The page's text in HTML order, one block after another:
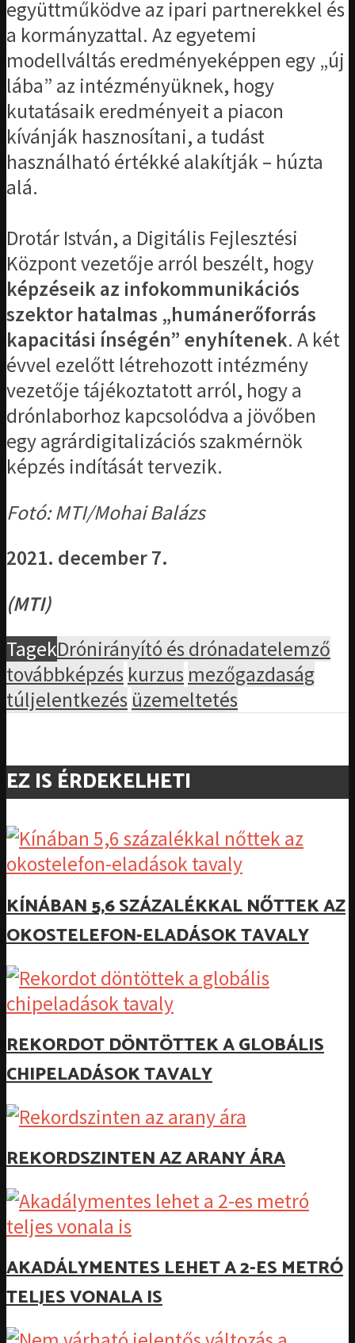
együttműködve az ipari partnerekkel és
a kormányzattal. Az egyetemi
modellváltás eredményeképpen egy „új
lába” az intézményüknek, hogy
kutatásaik eredményeit a piacon
kívánják hasznosítani, a tudást
használható értékké alakítják – húzta
alá.
Drotár István, a Digitális Fejlesztési
Központ vezetője arról beszélt, hogy
képzéseik az infokommunikációs
szektor hatalmas „humánerőforrás
kapacitási ínségén” enyhítenek. A két
évvel ezelőtt létrehozott intézmény
vezetője tájékoztatott arról, hogy a
drónlaborhoz kapcsolódva a jövőben
egy agrárdigitalizációs szakmérnök
képzés indítását tervezik.
Fotó: MTI/Mohai Balázs
2021. december 7.
(MTI)
TagekDrónirányító és drónadatelemző
továbbképzés kurzus mezőgazdaság
túljelentkezés üzemeltetés
EZ IS ÉRDEKELHETI
KÍNÁBAN 5,6 SZÁZALÉKKAL NŐTTEK AZ
OKOSTELEFON-ELADÁSOK TAVALY
REKORDOT DÖNTÖTTEK A GLOBÁLIS
CHIPELADÁSOK TAVALY
REKORDSZINTEN AZ ARANY ÁRA
AKADÁLYMENTES LEHET A 2-ES METRÓ
TELJES VONALA IS